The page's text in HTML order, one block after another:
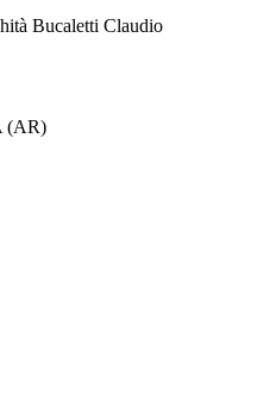
Bucaletti Claudio
(AR)